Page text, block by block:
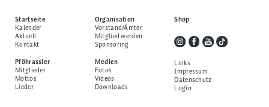
Startseite
Kalender
Aktuell
Kontakt
Pföhrassler
Mitglieder
Mottos
Lieder
Organisation
Vorstand/Ämter
Mitglied werden
Sponsoring
Medien
Fotos
Videos
Downloads
Shop
Links
Impressum
Datenschutz
Login